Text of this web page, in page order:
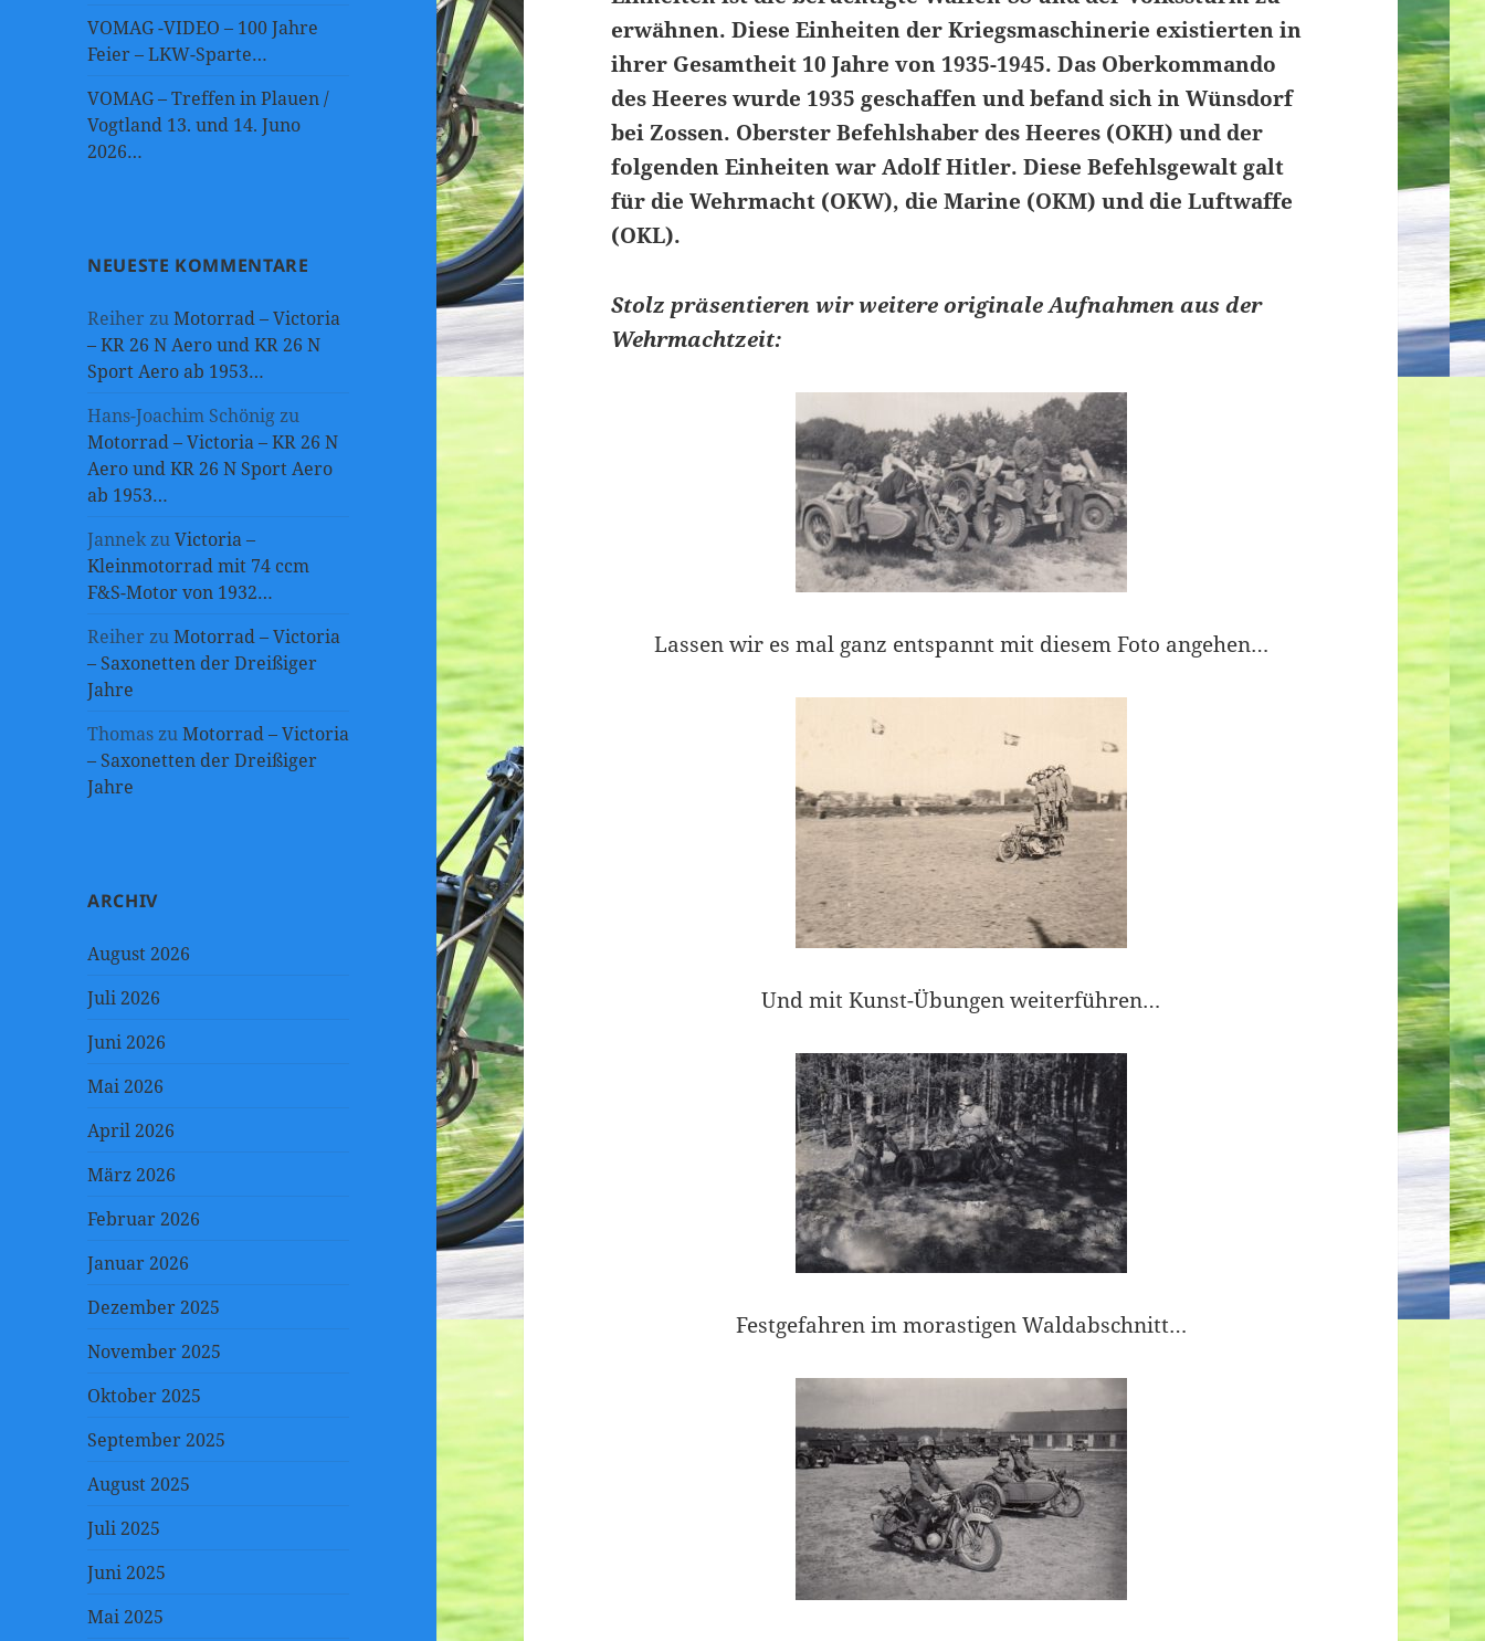
VOMAG -VIDEO – 100 Jahre
Feier – LKW-Sparte…
VOMAG – Treffen in Plauen /
Vogtland 13. und 14. Juno
2026…
NEUESTE KOMMENTARE
Reiher zuMotorrad – Victoria
– KR 26 N Aero und KR 26 N
Sport Aero ab 1953…
Hans-Joachim Schönigzu
Motorrad – Victoria – KR 26 N
Aero und KR 26 N Sport Aero
ab 1953…
JannekzuVictoria –
Kleinmotorrad mit 74 ccm
F&S-Motor von 1932…
Reiher zuMotorrad – Victoria
– Saxonetten der Dreißiger
Jahre
ThomaszuMotorrad – Victoria
– Saxonetten der Dreißiger
Jahre
ARCHIV
August 2026
Juli 2026
Juni 2026
Mai 2026
April 2026
März 2026
Februar 2026
Januar 2026
Dezember 2025
November 2025
Oktober 2025
September 2025
August 2025
Juli 2025
Juni 2025
Mai 2025
erwähnen. Diese Einheiten der Kriegsmaschinerie existierten in
ihrer Gesamtheit 10 Jahre von 1935-1945. Das Oberkommando
des Heeres wurde 1935 geschaffen und befand sich in Wünsdorf
bei Zossen. Oberster Befehlshaber des Heeres (OKH) und der
folgenden Einheiten war Adolf Hitler. Diese Befehlsgewalt galt
für die Wehrmacht (OKW), die Marine (OKM) und die Luftwaffe
(OKL).
Stolz präsentieren wir weitere originale Aufnahmen aus der
Wehrmachtzeit:
Lassen wir es mal ganz entspannt mit diesem Foto angehen…
Und mit Kunst-Übungen weiterführen…
Festgefahren im morastigen Waldabschnitt…